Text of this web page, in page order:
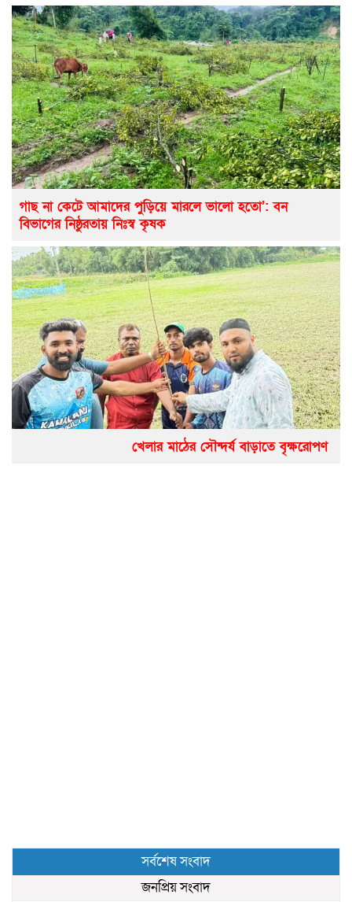
গাছ না কেটে আমাদের পুড়িয়ে মারলে ভালো হতো’: বন
বিভাগের নিষ্ঠুরতায় নিঃস্ব কৃষক
খেলার মাঠের সৌন্দর্য বাড়াতে বৃক্ষরোপণ
সর্বশেষ সংবাদ
জনপ্রিয় সংবাদ